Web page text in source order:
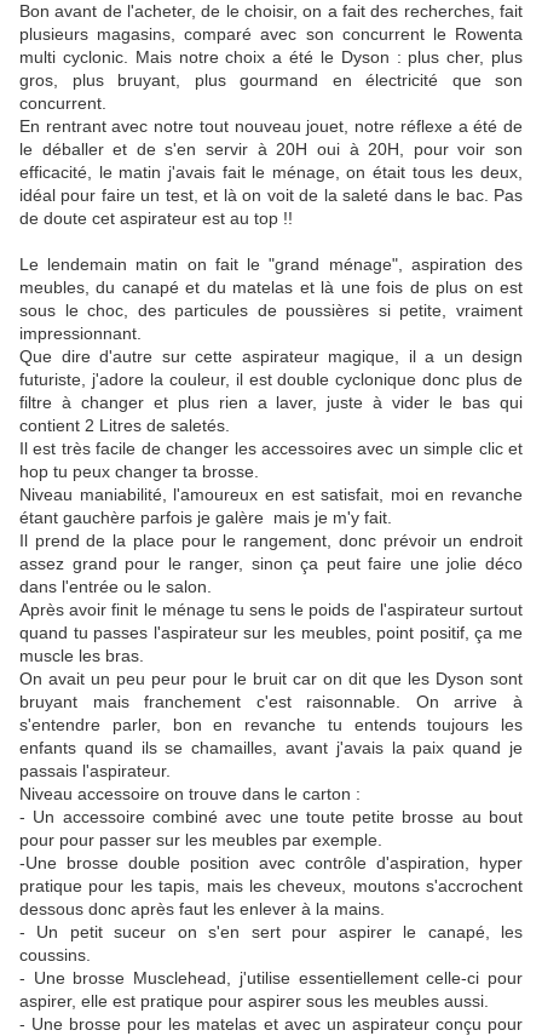
Bon avant de l'acheter, de le choisir, on a fait des recherches, fait
plusieurs magasins, comparé avec son concurrent le Rowenta
multi cyclonic. Mais notre choix a été le Dyson : plus cher, plus
gros, plus bruyant, plus gourmand en électricité que son
concurrent.
En rentrant avec notre tout nouveau jouet, notre réflexe a été de
le déballer et de s'en servir à 20H oui à 20H, pour voir son
efficacité, le matin j'avais fait le ménage, on était tous les deux,
idéal pour faire un test, et là on voit de la saleté dans le bac. Pas
de doute cet aspirateur est au top !!
Le lendemain matin on fait le "grand ménage", aspiration des
meubles, du canapé et du matelas et là une fois de plus on est
sous le choc, des particules de poussières si petite, vraiment
impressionnant.
Que dire d'autre sur cette aspirateur magique, il a un design
futuriste, j'adore la couleur, il est double cyclonique donc plus de
filtre à changer et plus rien a laver, juste à vider le bas qui
contient 2 Litres de saletés.
Il est très facile de changer les accessoires avec un simple clic et
hop tu peux changer ta brosse.
Niveau maniabilité, l'amoureux en est satisfait, moi en revanche
étant gauchère parfois je galère mais je m'y fait.
Il prend de la place pour le rangement, donc prévoir un endroit
assez grand pour le ranger, sinon ça peut faire une jolie déco
dans l'entrée ou le salon.
Après avoir finit le ménage tu sens le poids de l'aspirateur surtout
quand tu passes l'aspirateur sur les meubles, point positif, ça me
muscle les bras.
On avait un peu peur pour le bruit car on dit que les Dyson sont
bruyant mais franchement c'est raisonnable. On arrive à
s'entendre parler, bon en revanche tu entends toujours les
enfants quand ils se chamailles, avant j'avais la paix quand je
passais l'aspirateur.
Niveau accessoire on trouve dans le carton :
- Un accessoire combiné avec une toute petite brosse au bout
pour pour passer sur les meubles par exemple.
-Une brosse double position avec contrôle d'aspiration, hyper
pratique pour les tapis, mais les cheveux, moutons s'accrochent
dessous donc après faut les enlever à la mains.
- Un petit suceur on s'en sert pour aspirer le canapé, les
coussins.
- Une brosse Musclehead, j'utilise essentiellement celle-ci pour
aspirer, elle est pratique pour aspirer sous les meubles aussi.
- Une brosse pour les matelas et avec un aspirateur conçu pour